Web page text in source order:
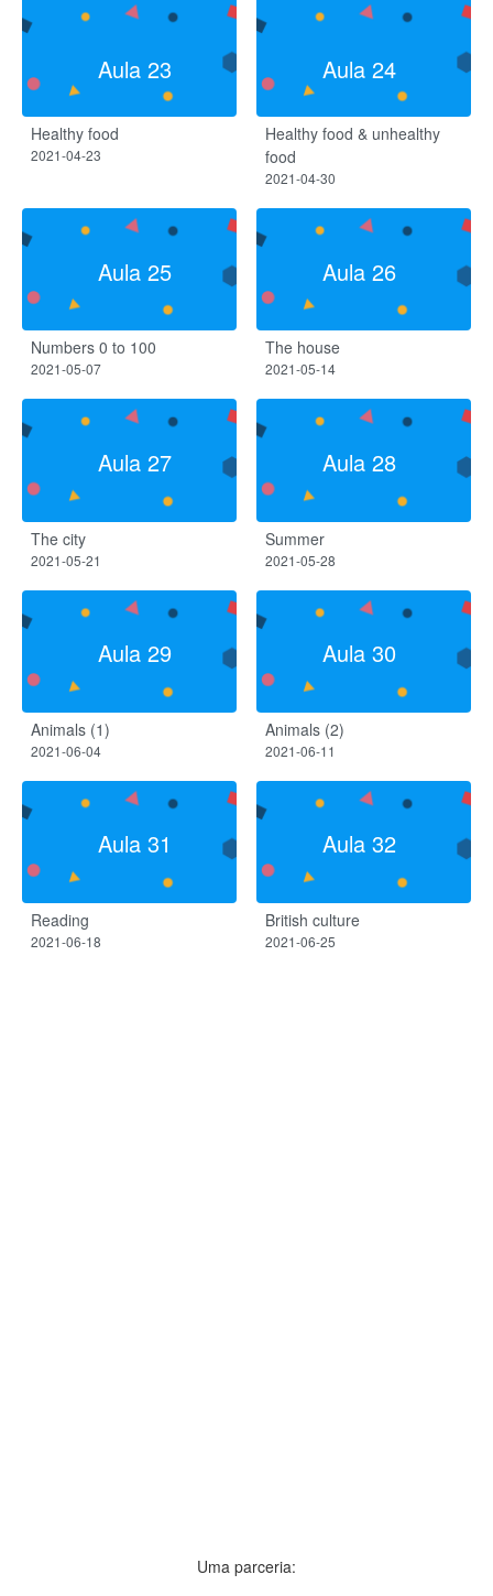
Aula 23
Healthy food
2021-04-23
Aula 24
Healthy food & unhealthy
food
2021-04-30
Aula 25
Numbers 0 to 100
2021-05-07
Aula 26
The house
2021-05-14
Aula 27
The city
2021-05-21
Aula 28
Summer
2021-05-28
Aula 29
Animals (1)
2021-06-04
Aula 30
Animals (2)
2021-06-11
Aula 31
Reading
2021-06-18
Aula 32
British culture
2021-06-25
Uma parceria: